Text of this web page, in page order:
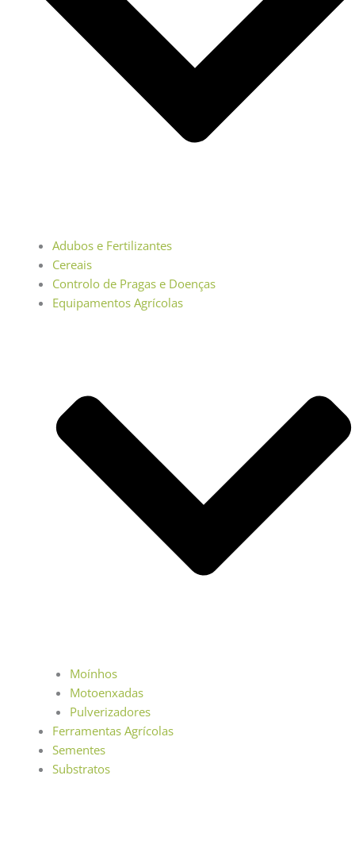
Adubos e Fertilizantes
Cereais
Controlo de Pragas e Doenças
Equipamentos Agrícolas
Moínhos
Motoenxadas
Pulverizadores
Ferramentas Agrícolas
Sementes
Substratos